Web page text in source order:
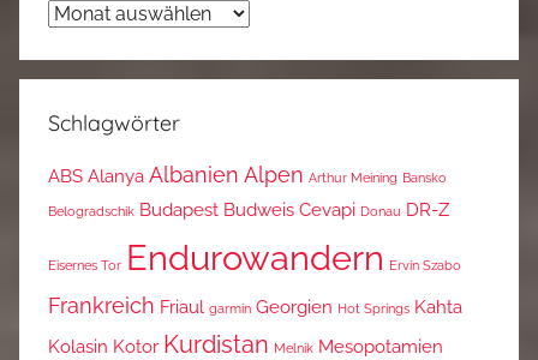
Archiv
Schlagwörter
ABS Alanya Albanien Alpen Arthur Meining Bansko
Belogradschik Budapest Budweis Cevapi Donau DR-Z
Eisernes Tor Endurowandern Ervin Szabo
Frankreich Friaul garmin Georgien Hot Springs Kahta
Kolasin Kotor Kurdistan Melnik Mesopotamien